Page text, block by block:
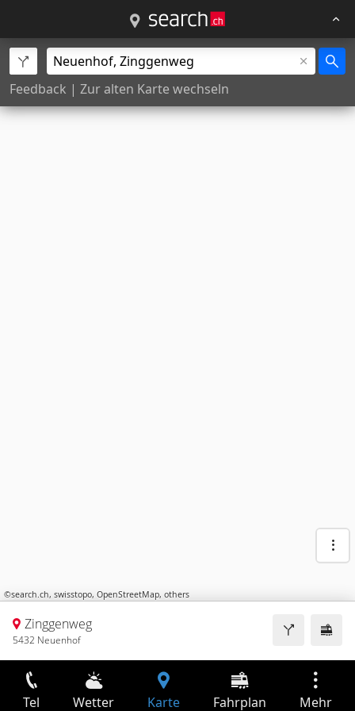
Feedback | Zur alten Karte wechseln
©search.ch, swisstopo, OpenStreetMap, others
Zinggenweg
5432 Neuenhof
Tel Wetter Karte Fahrplan Mehr